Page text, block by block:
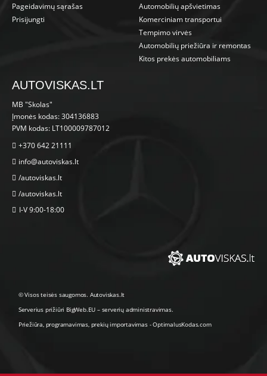
Pageidavimų sąrašas
Prisijungti
Automobilių apšvietimas
Komerciniam transportui
Tempimo virvės
Automobilių priežiūra ir remontas
Kitos prekės automobiliams
AUTOVISKAS.LT
MB "Skolas"
Įmonės kodas: 304136883
PVM kodas: LT100009787012
+370 642 21111
info@autoviskas.lt
/autoviskas.lt
/autoviskas.lt
I-V 9:00-18:00
© Visos teisės saugomos. Autoviskas.lt
Serverius prižiūri BigWeb.EU – serverių administravimas.
Priežiūra, programavimas prekių importavimas-OptimalusKodas.com